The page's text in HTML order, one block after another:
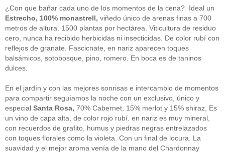
Guipuzcoa
(2)
(1)
Joan Roca(2)
libros (2)
Madrid(4)
mejores-productos (3)
México(1)
Murcia
quesos(3)
Restaurantes
rutas de tapas
(2)
Setas(1)
Sin categoría(348)
solidaridad(1)
tapas (2)
¿Con que bañar cada uno de los momentos de la cena? Ideal un
Estrecho, 100% monastrell, viñedo único de arenas finas a 700
metros de altura. 1500 plantas por hectárea. Viticultura de residuo
cero, nunca ha recibido herbicidas ni insecticidas. De color rubí con
reflejos de granate. Fascicnate, en nariz aparecen toques
balsámicos, sotobosque, pino, romero. En boca es de taninos
dulces.
En el jardín y con las mejores sonrisas e intercambio de momentos
para compartir seguíamos la noche con un exclusivo, único y
especial Santa Rosa, 70% Cabernet, 15% merlot y 15% shiraz, Es
un vino de capa alta, de color rojo rubí. en nariz es muy mineral,
con recuerdos de grafito, humus y piedras negras entrelazados
con toques florales como la violeta. Con un final de locura. La
suavidad y el mejor aroma venía de la mano del Chardonnay